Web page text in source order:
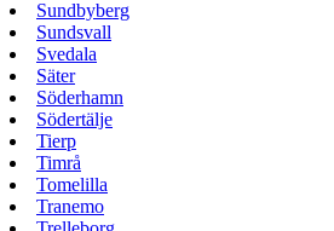
Sundbyberg
Sundsvall
Svedala
Säter
Söderhamn
Södertälje
Tierp
Timrå
Tomelilla
Tranemo